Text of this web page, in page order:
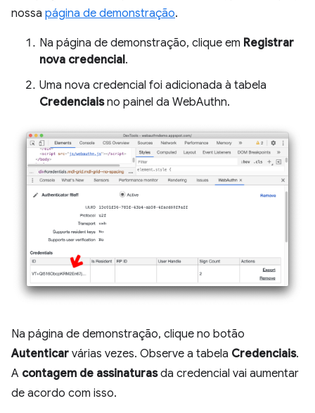
nossa página de demonstração.
Na página de demonstração, clique em Registrar
nova credencial.
Uma nova credencial foi adicionada à tabela
Credenciaisno painel da WebAuthn.
Na página de demonstração, clique no botão
Autenticar várias vezes. Observe a tabela Credenciais.
A contagem de assinaturasda credencial vai aumentar
de acordo com isso.